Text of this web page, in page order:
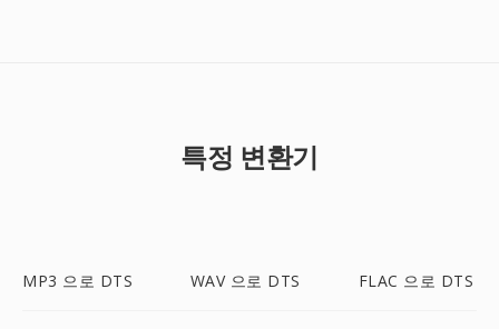
특정 변환기
MP3 으로 DTS WAV 으로 DTS FLAC 으로 DTS